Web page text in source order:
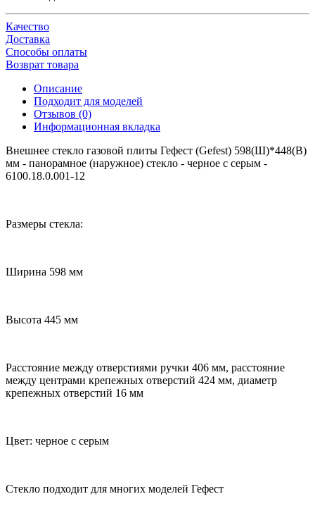
Качество
Доставка
Способы оплаты
Возврат товара
Описание
Подходит для моделей
Отзывов (0)
Информационная вкладка
Внешнее стекло газовой плиты Гефест (Gefest) 598(Ш)*448(В)
мм - панорамное (наружное) стекло - черное с серым -
6100.18.0.001-12
Размеры стекла:
Ширина 598 мм
Высота 445 мм
Расстояние между отверстиями ручки 406 мм, расстояние
между центрами крепежных отверстий 424 мм, диаметр
крепежных отверстий 16 мм
Цвет: черное с серым
Стекло подходит для многих моделей Гефест